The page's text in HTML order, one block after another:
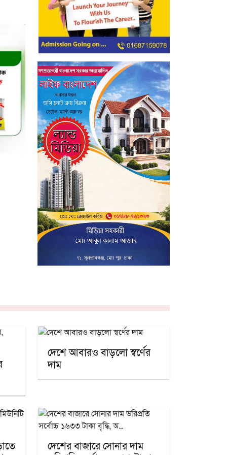
দেশে আবারও বাড়লো স্বর্ণের
দাম
দেশের বাজারে সোনার দাম